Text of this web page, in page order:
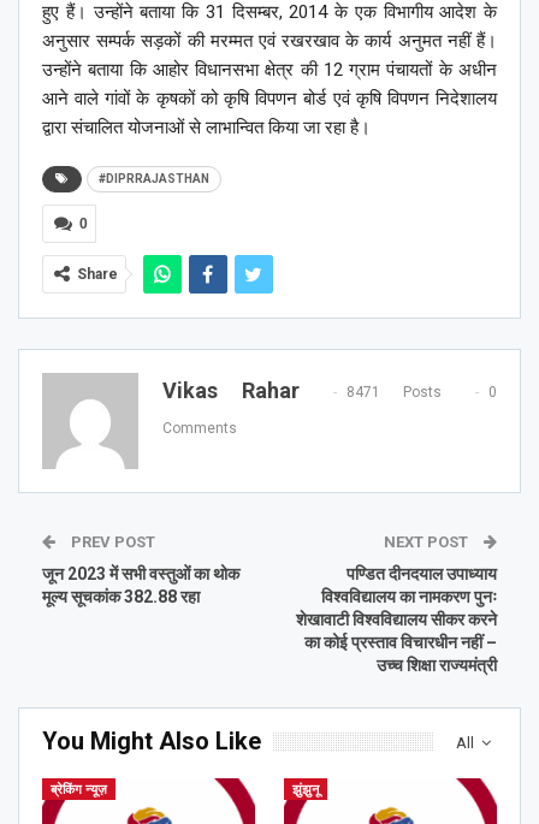
हुए हैं। उन्होंने बताया कि 31 दिसम्बर, 2014 के एक विभागीय आदेश के
अनुसार सम्पर्क सड़कों की मरम्मत एवं रखरखाव के कार्य अनुमत नहीं हैं।
उन्होंने बताया कि आहोर विधानसभा क्षेत्र की 12 ग्राम पंचायतों के अधीन
आने वाले गांवों के कृषकों को कृषि विपणन बोर्ड एवं कृषि विपणन निदेशालय
द्वारा संचालित योजनाओं से लाभान्वित किया जा रहा है।
#DIPRRAJASTHAN
0
Share
Vikas Rahar 8471 Posts 0
Comments
PREV POST
जून 2023 में सभी वस्तुओं का थोक
मूल्य सूचकांक 382.88 रहा
NEXT POST
पण्डित दीनदयाल उपाध्याय
विश्वविद्यालय का नामकरण पुनः
शेखावाटी विश्वविद्यालय सीकर करने
का कोई प्रस्ताव विचारधीन नहीं –
उच्च शिक्षा राज्यमंत्री
All
You Might Also Like
ब्रेकिंग न्यूज़ झुंझुनू